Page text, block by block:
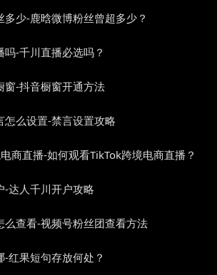
多少-鹿晗微博粉丝曾超多少？
-千川直播必选吗？
窗-抖音橱窗开通方法
怎么设置-禁言设置攻略
商直播-如何观看TikTok跨境电商直播？
-达人千川开户攻略
么查看-视频号粉丝团查看方法
红果短句存放何处？